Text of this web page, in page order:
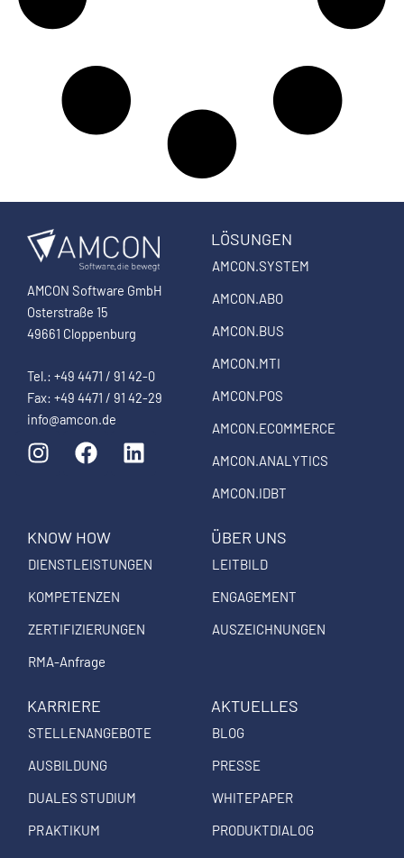
AMCON Software GmbH
Osterstraße 15
49661 Cloppenburg
Tel.: +49 4471 / 91 42-0
Fax: +49 4471 / 91 42-29
info@amcon.de
I
n
a
g
r
a
m
F
a
b
o
o
k
L
i
d
i
LÖSUNGEN
AMCON.SYSTEM
AMCON.ABO
AMCON.BUS
AMCON.MTI
AMCON.POS
AMCON.ECOMMERCE
AMCON.ANALYTICS
AMCON.IDBT
KNOW HOW
DIENSTLEISTUNGEN
KOMPETENZEN
ZERTIFIZIERUNGEN
RMA-Anfrage
ÜBER UNS
LEITBILD
ENGAGEMENT
AUSZEICHNUNGEN
KARRIERE
STELLENANGEBOTE
AUSBILDUNG
DUALES STUDIUM
PRAKTIKUM
AKTUELLES
BLOG
PRESSE
WHITEPAPER
PRODUKTDIALOG